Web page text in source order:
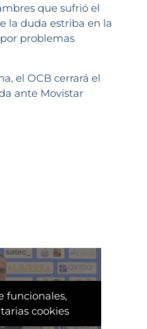
que sufrió el
la duda estriba en la
problemas
el OCB cerrará el
ante Movistar
funcionales,
cookies